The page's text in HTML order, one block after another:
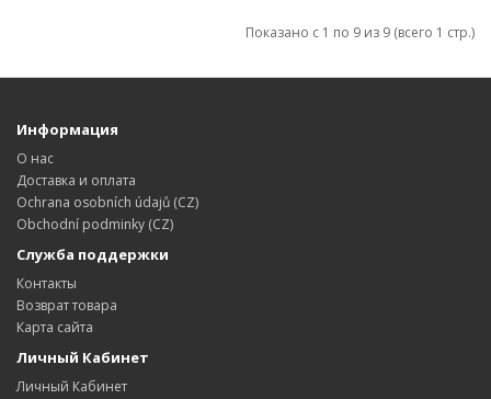
Показано с 1 по 9 из 9 (всего 1 стр.)
Информация
О нас
Доставка и оплата
Ochrana osobních údajů (CZ)
Obchodní podminky (CZ)
Служба поддержки
Контакты
Возврат товара
Карта сайта
Личный Кабинет
Личный Кабинет